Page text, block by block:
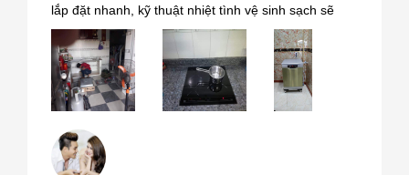
lắp đặt nhanh, kỹ thuật nhiệt tình vệ sinh sạch sẽ